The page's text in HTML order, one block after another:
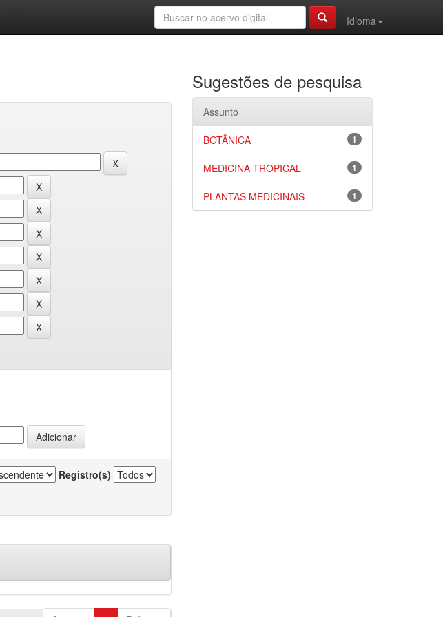
Idioma
Registro(s)
Sugestões de pesquisa
Assunto
1
BOTÂNICA
1
MEDICINA TROPICAL
1
PLANTAS MEDICINAIS